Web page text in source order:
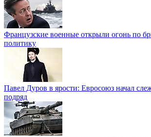
Французские военные открыли огонь по
политику
Павел Дуров в ярости: Евросоюз начал
подряд